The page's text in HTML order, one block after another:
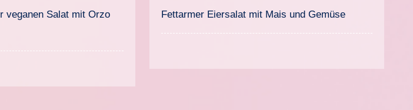
Fettarmer Eiersalat mit Mais und Gemüse